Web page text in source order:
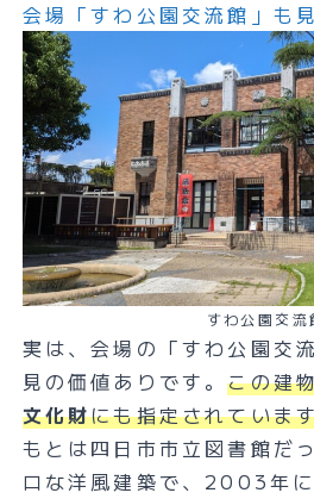
会場「すわ公園交流館」も
すわ公園交流
実は、会場の「すわ公園交
見の価値ありです。この建
文化財にも指定されていま
もとは四日市市立図書館だ
ロな洋風建築で、2003年